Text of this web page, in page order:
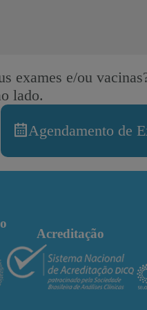
exames e/ou
lado.
Agendamento de
Acreditação